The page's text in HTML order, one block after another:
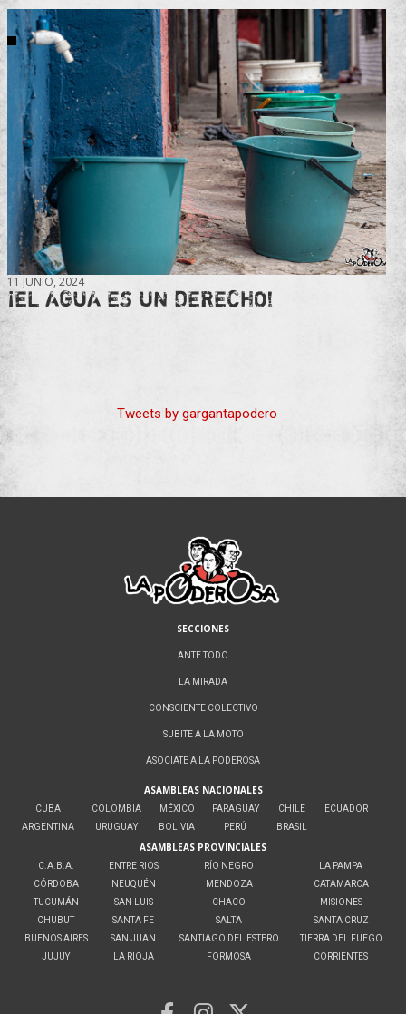
11 JUNIO, 2024
¡EL AGUA ES UN DERECHO!
Tweets by gargantapodero
SECCIONES
ANTE TODO
LA MIRADA
CONSCIENTE COLECTIVO
SUBITE A LA MOTO
ASOCIATE A LA PODEROSA
ASAMBLEAS NACIONALES
CUBA
ARGENTINA
COLOMBIA
URUGUAY
MÉXICO
BOLIVIA
PARAGUAY
PERÚ
CHILE
BRASIL
ECUADOR
ASAMBLEAS PROVINCIALES
C.A.B.A.
CÓRDOBA
TUCUMÁN
CHUBUT
BUENOS AIRES
JUJUY
ENTRE RIOS
NEUQUÉN
SAN LUIS
SANTA FE
SAN JUAN
LA RIOJA
RÍO NEGRO
MENDOZA
CHACO
SALTA
SANTIAGO DEL ESTERO
FORMOSA
LA PAMPA
CATAMARCA
MISIONES
SANTA CRUZ
TIERRA DEL FUEGO
CORRIENTES